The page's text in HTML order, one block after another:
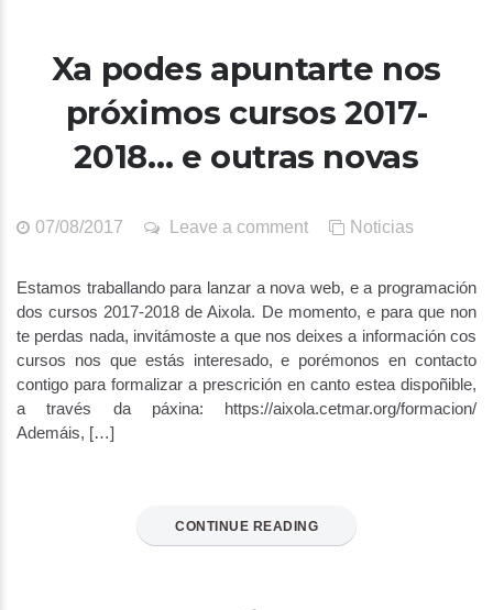
Xa podes apuntarte nos
próximos cursos 2017-
2018… e outras novas
07/08/2017 Leave a comment Noticias
Estamos traballando para lanzar a nova web, e a programación
dos cursos 2017-2018 de Aixola. De momento, e para que non
te perdas nada, invitámoste a que nos deixes a información cos
cursos nos que estás interesado, e porémonos en contacto
contigo para formalizar a prescrición en canto estea dispoñible,
a través da páxina: https://aixola.cetmar.org/formacion/
Ademáis, […]
CONTINUE READING